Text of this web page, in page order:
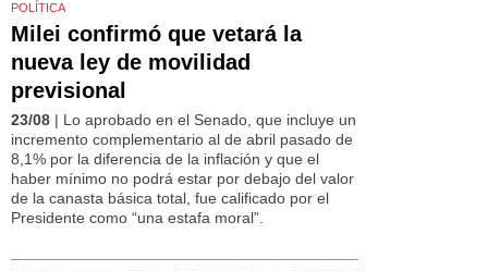
POLÍTICA
Milei confirmó que vetará la
nueva ley de movilidad
previsional
23/08 | Lo aprobado en el Senado, que incluye un
incremento complementario al de abril pasado de
8,1% por la diferencia de la inflación y que el
haber mínimo no podrá estar por debajo del valor
de la canasta básica total, fue calificado por el
Presidente como “una estafa moral”.